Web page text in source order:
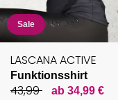
Sale
LASCANA ACTIVE
Funktionsshirt
43,99 ab 34,99 €